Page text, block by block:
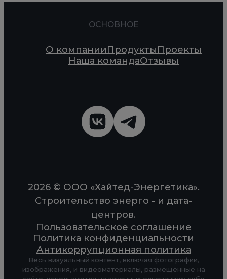
ОСНОВНОЕ
О компанииПродуктыПроекты
Наша командаОтзывы
2026 © ООО «Хайтед-Энергетика».
Строительство энерго - и дата-
центров.
Пользовательское соглашение
Политика конфиденциальности
Антикоррупционная политика
Весь визуальный контент, включая фотографии,
изображения, и видеоматериалы, размещенные на